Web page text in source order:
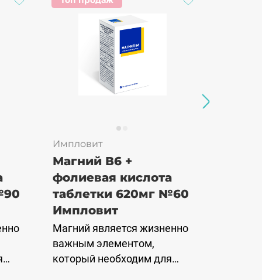
Импловит
Магний В6 +
фолиевая кислота
таблетки 620мг №60
Импловит
Магний является жизненно
важным элементом,
который необходим для